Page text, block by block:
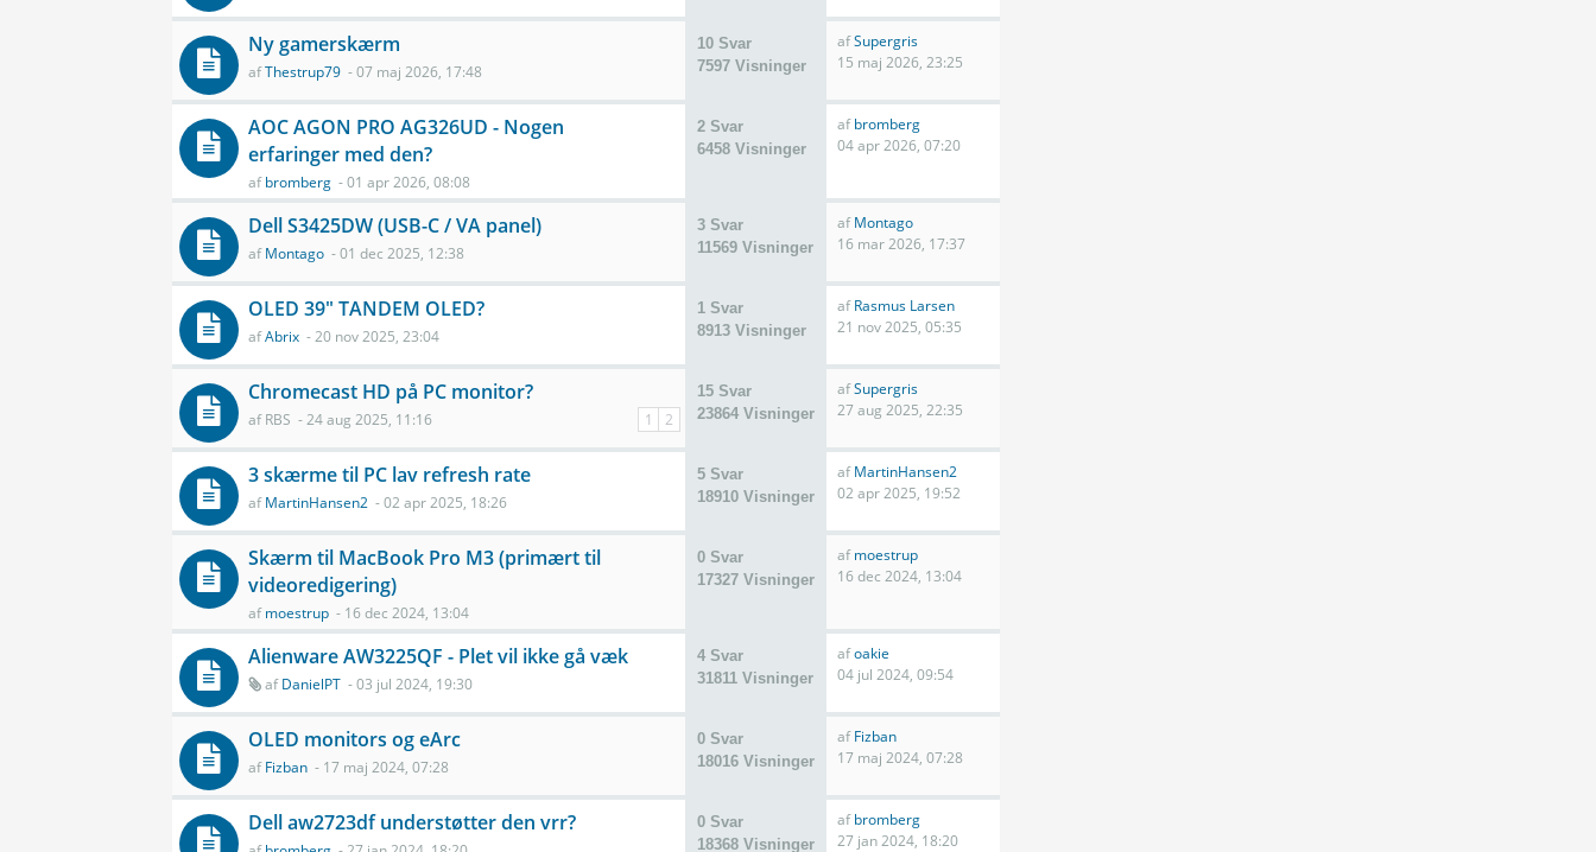
Ny gamerskærm
afThestrup79 - 07 maj 2026, 17:48
10 Svar
7597 Visninger
afSupergris
15 maj 2026, 23:25
AOC AGON PRO AG326UD - Nogen
erfaringer med den?
afbromberg - 01 apr 2026, 08:08
2 Svar
6458 Visninger
afbromberg
04 apr 2026, 07:20
Dell S3425DW (USB-C / VA panel)
afMontago - 01 dec 2025, 12:38
3 Svar
11569 Visninger
afMontago
16 mar 2026, 17:37
OLED 39" TANDEM OLED?
afAbrix - 20 nov 2025, 23:04
1 Svar
8913 Visninger
afRasmus Larsen
21 nov 2025, 05:35
Chromecast HD på PC monitor?
afRBS - 24 aug 2025, 11:16 1 2
15 Svar
23864 Visninger
afSupergris
27 aug 2025, 22:35
3 skærme til PC lav refresh rate
afMartinHansen2 - 02 apr 2025, 18:26
5 Svar
18910 Visninger
afMartinHansen2
02 apr 2025, 19:52
Skærm til MacBook Pro M3 (primært til
videoredigering)
afmoestrup - 16 dec 2024, 13:04
0 Svar
17327 Visninger
afmoestrup
16 dec 2024, 13:04
Alienware AW3225QF - Plet vil ikke gå væk
afDanielPT - 03 jul 2024, 19:30
4 Svar
31811 Visninger
afoakie
04 jul 2024, 09:54
OLED monitors og eArc
afFizban - 17 maj 2024, 07:28
0 Svar
18016 Visninger
afFizban
17 maj 2024, 07:28
Dell aw2723df understøtter den vrr?
0 Svar
18368 Visninger
afbromberg
27 jan 2024, 18:20